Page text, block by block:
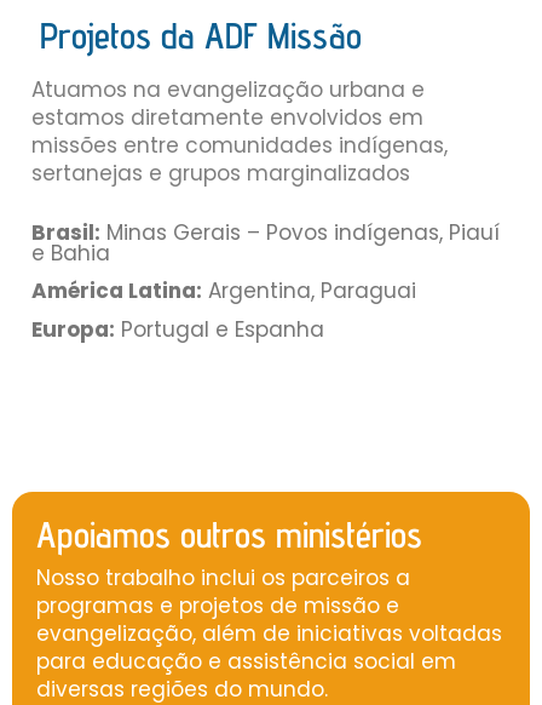
Projetos da ADF Missão
Atuamos na evangelização urbana e
estamos diretamente envolvidos em
missões entre comunidades indígenas,
sertanejas e grupos marginalizados
Brasil: Minas Gerais – Povos indígenas, Piauí
e Bahia
América Latina: Argentina, Paraguai
Europa: Portugal e Espanha
Apoiamos outros ministérios
Nosso trabalho inclui os parceiros a
programas e projetos de missão e
evangelização, além de iniciativas voltadas
para educação e assistência social em
diversas regiões do mundo.​